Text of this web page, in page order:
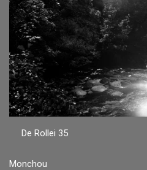
De
Monchou